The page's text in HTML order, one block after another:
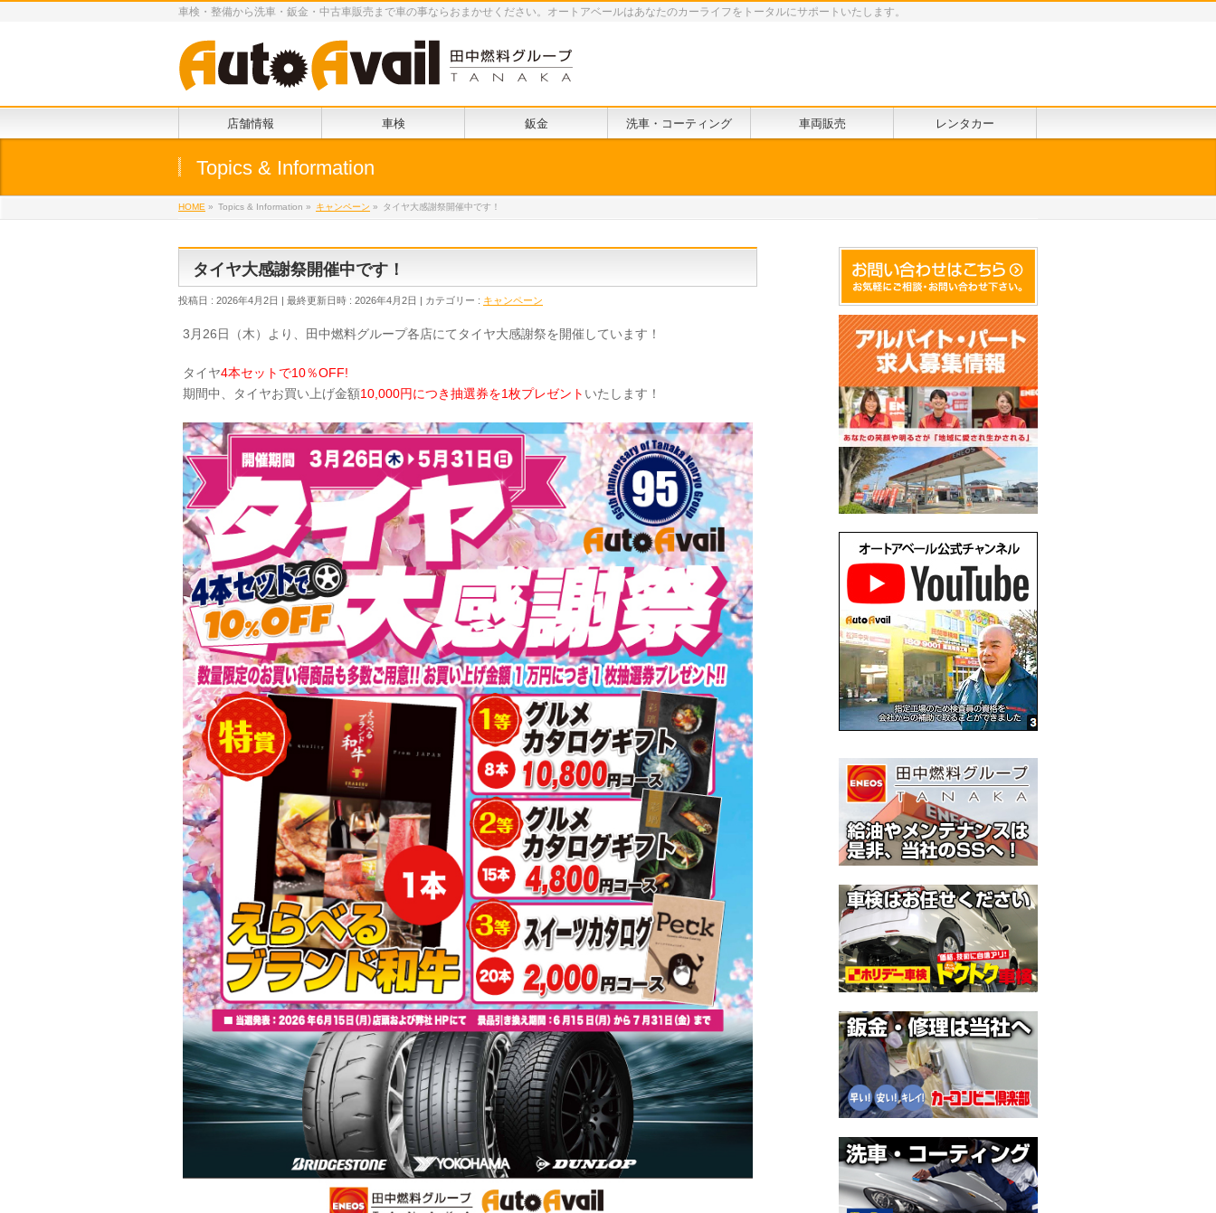
車検・整備から洗車・鈑金・中古車販売まで車の事ならおまかせください。オートアベールはあなたのカーライフをトータルにサポートいたします。
店舗情報 車検 鈑金 洗車・コーティング 車両販売 レンタカー
Topics & Information
HOME » Topics & Information » キャンペーン » タイヤ大感謝祭開催中です！
タイヤ大感謝祭開催中です！
投稿日 : 2026年4月2日 最終更新日時 : 2026年4月2日 カテゴリー : キャンペーン
3月26日（木）より、田中燃料グループ各店にてタイヤ大感謝祭を開催しています！
タイヤ4本セットで10％OFF!
期間中、タイヤお買い上げ金額10,000円につき抽選券を1枚プレゼント いたします！